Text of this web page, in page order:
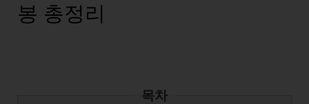
봉 총정리
목차